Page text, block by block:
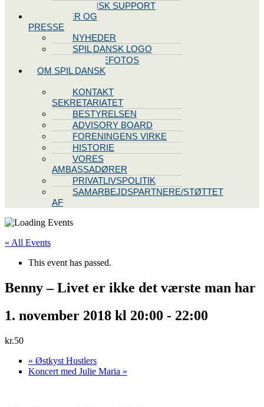
TEKNISK SUPPORT
NYHEDER OG
PRESSE
NYHEDER
SPIL DANSK LOGO
PRESSEFOTOS
OM SPIL DANSK
KONTAKT
SEKRETARIATET
BESTYRELSEN
ADVISORY BOARD
FORENINGENS VIRKE
HISTORIE
VORES
AMBASSADØRER
PRIVATLIVSPOLITIK
SAMARBEJDSPARTNERE/STØTTET
AF
« All Events
This event has passed.
Benny – Livet er ikke det værste man har
1. november 2018 kl 20:00 - 22:00
kr.50
« Østkyst Hustlers
Koncert med Julie Maria »